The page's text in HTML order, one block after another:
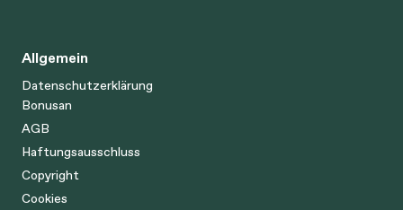
Allgemein
Datenschutzerklärung
Bonusan
AGB
Haftungsausschluss
Copyright
Cookies